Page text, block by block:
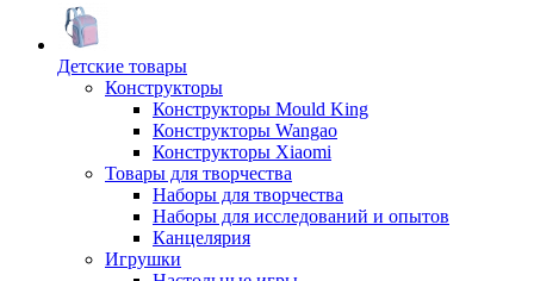
Детские товары
Конструкторы
Конструкторы Mould King
Конструкторы Wangao
Конструкторы Xiaomi
Товары для творчества
Наборы для творчества
Наборы для исследований и опытов
Канцелярия
Игрушки